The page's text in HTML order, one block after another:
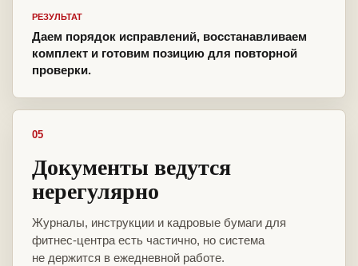
РЕЗУЛЬТАТ
Даем порядок исправлений, восстанавливаем
комплект и готовим позицию для повторной
проверки.
05
Документы ведутся
нерегулярно
Журналы, инструкции и кадровые бумаги для
фитнес-центра есть частично, но система
не держится в ежедневной работе.